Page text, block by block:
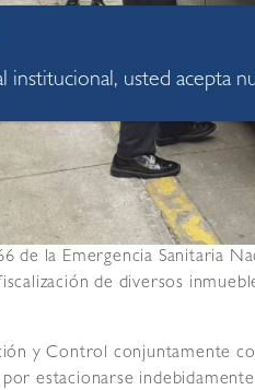
de la Emergencia Sanitaria
de diversos
y Control conjuntamente
estacionarse
usted acepta